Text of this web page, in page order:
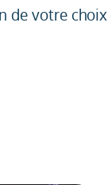
de votre choix.